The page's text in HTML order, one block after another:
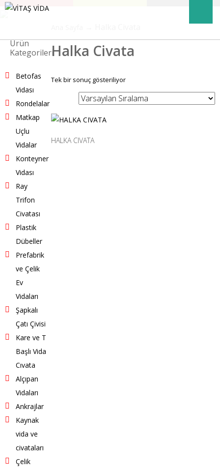
Halka Civata
Tek bir sonuç gösteriliyor
HALKA CIVATA
Ürün
Kategorileri
Betofas
Vidası
Rondelalar
Matkap
Uçlu
Vidalar
Konteyner
Vidası
Ray
Trifon
Civatası
Plastik
Dübeller
Prefabrik
ve Çelik
Ev
Vidaları
Şapkalı
Çatı Çivisi
Kare ve T
Başlı Vida
Cıvata
Alçıpan
Vidaları
Ankrajlar
Kaynak
vida ve
civataları
Çelik